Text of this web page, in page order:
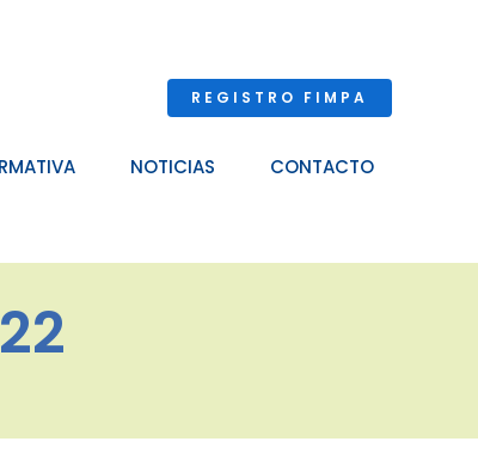
REGISTRO FIMPA
NOTICIAS CONTACTO